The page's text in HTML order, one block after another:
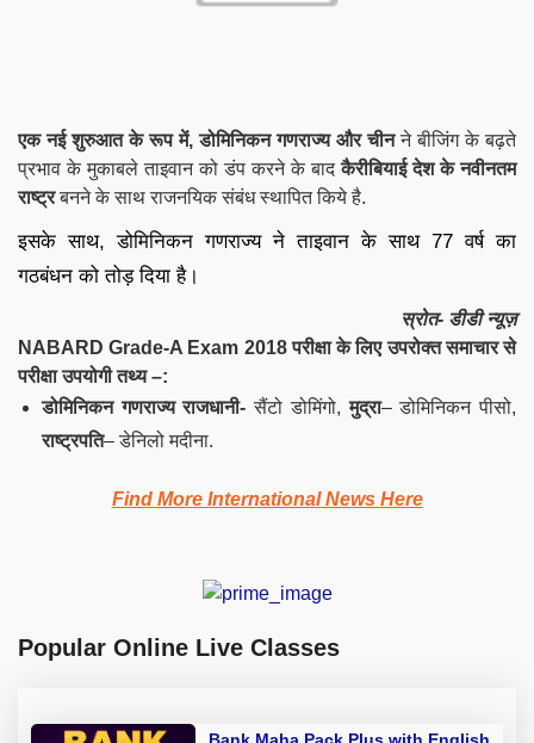
एक नई शुरुआत के रूप में, डोमिनिकन गणराज्य और चीनने बीजिंग के बढ़ते
प्रभाव के मुकाबले ताइवान को डंप करने के बादकैरीबियाई देश के नवीनतम
राष्ट्रबनने के साथ राजनयिक संबंध स्थापित किये है.
इसके साथ, डोमिनिकन गणराज्य ने ताइवान के साथ 77 वर्ष का
गठबंधन को तोड़ दिया है।
स्रोत- डीडी न्यूज़
NABARD Grade-A Exam 2018 परीक्षा के लिए उपरोक्त समाचार से
परीक्षा उपयोगी तथ्य –:
डोमिनिकन गणराज्य राजधानी- सैंटो डोमिंगो,मुद्रा– डोमिनिकन पीसो,
राष्ट्रपति– डेनिलो मदीना.
Find More International News Here
Popular Online Live Classes